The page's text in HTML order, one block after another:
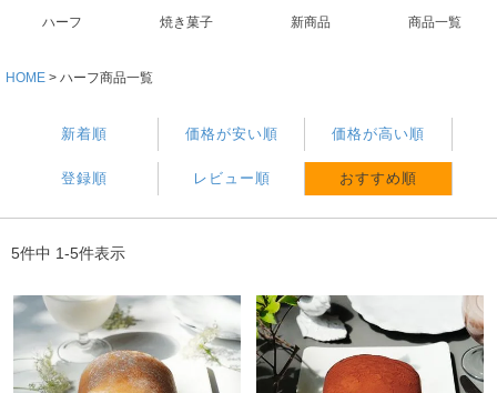
ハーフ 焼き菓子 新商品 商品一覧
HOME ハーフ商品一覧
新着順 価格が安い順 価格が高い順
登録順 レビュー順 おすすめ順
5件中 1-5件表示